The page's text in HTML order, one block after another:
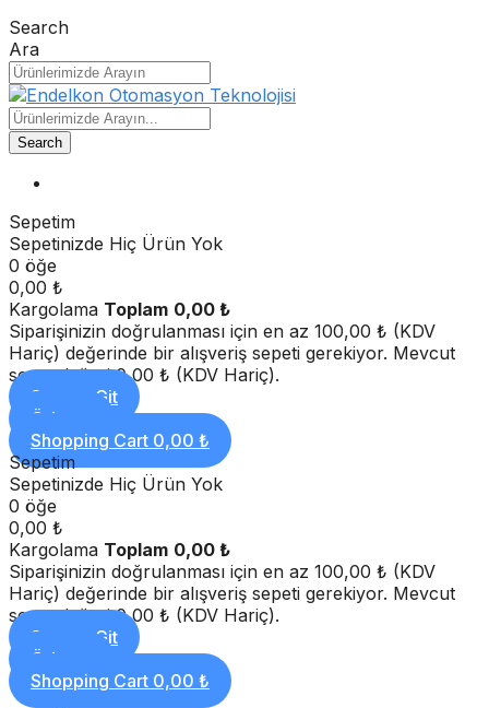
Search
Ara
Search
Sepetim
Sepetinizde Hiç Ürün Yok
0 öğe
0,00 ₺
Kargolama Toplam 0,00 ₺
Siparişinizin doğrulanması için en az 100,00 ₺ (KDV
Hariç) değerinde bir alışveriş sepeti gerekiyor. Mevcut
sepet değeri 0,00 ₺ (KDV Hariç).
Sepete Git
Ödeme
Shopping Cart 0,00 ₺
Sepetim
Sepetinizde Hiç Ürün Yok
0 öğe
0,00 ₺
Kargolama Toplam 0,00 ₺
Siparişinizin doğrulanması için en az 100,00 ₺ (KDV
Hariç) değerinde bir alışveriş sepeti gerekiyor. Mevcut
sepet değeri 0,00 ₺ (KDV Hariç).
Sepete Git
Ödeme
Shopping Cart 0,00 ₺